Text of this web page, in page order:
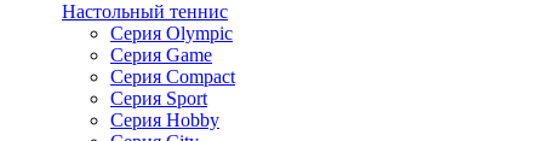
Настольный теннис
Серия Olympic
Серия Game
Серия Compact
Серия Sport
Серия Hobby